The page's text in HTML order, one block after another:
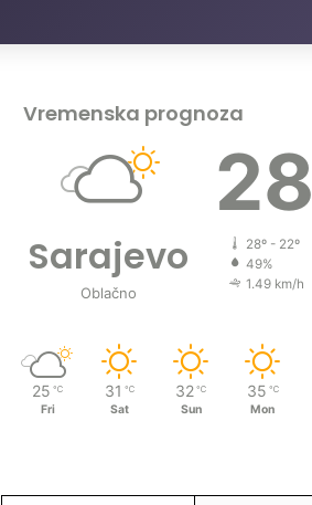
Vremenska prognoza
Sarajevo
Oblačno
28
28º - 22º
49%
1.49 km/h
25 ℃
Fri
31 ℃
Sat
32 ℃
Sun
35 ℃
Mon